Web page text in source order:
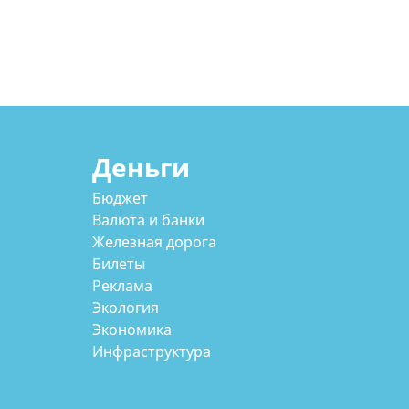
Деньги
Бюджет
Валюта и банки
Железная дорога
Билеты
Реклама
Экология
Экономика
Инфраструктура